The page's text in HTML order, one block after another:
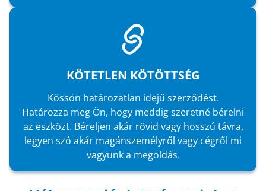
KÖTETLEN KÖTÖTTSÉG
Kössön határozatlan idejű szerződést.
Határozza meg Ön, hogy meddig szeretné bérelni
az eszközt. Béreljen akár rövid vagy hosszú távra,
legyen szó akár magánszemélyről vagy cégről mi
vagyunk a megoldás.